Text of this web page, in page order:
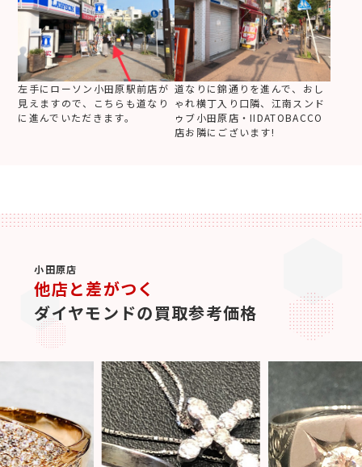
左手にローソン小田原駅前店が
見えますので、こちらも道なり
に進んでいただきます。
道なりに錦通りを進んで、おし
ゃれ横丁入り口隣、江南スンド
ゥブ小田原店・IIDATOBACCO
店お隣にございます!
小田原店
他店と差がつく
ダイヤモンドの買取参考価格